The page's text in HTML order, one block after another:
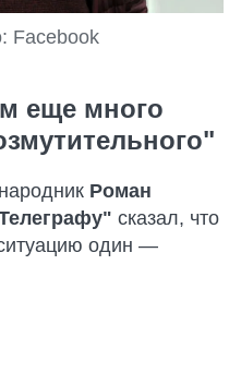
Facebook
еще много
Роман
сказал, что
один —